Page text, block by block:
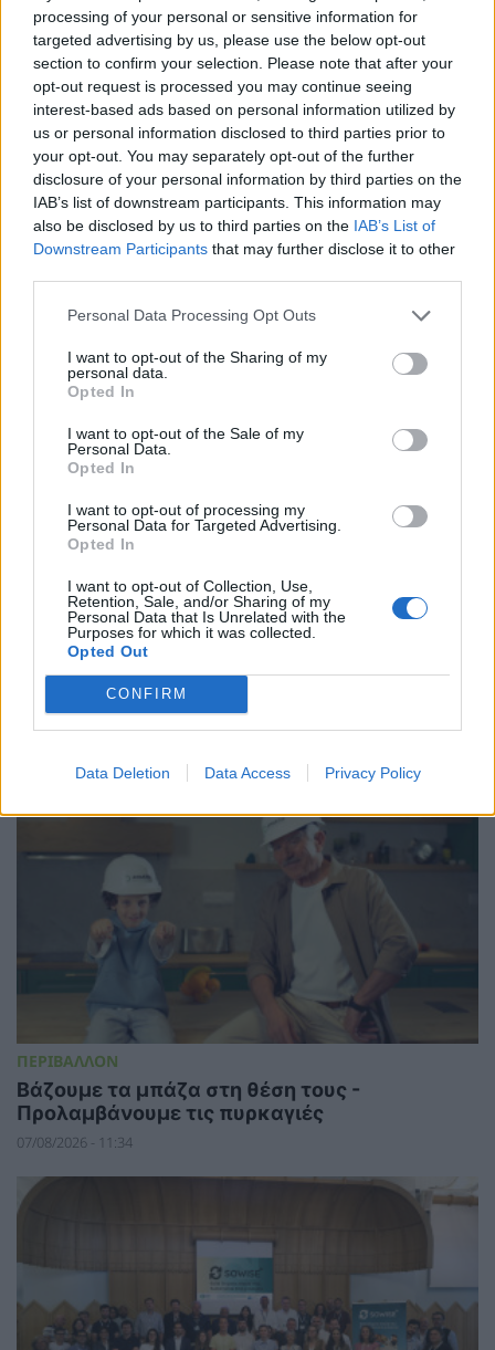
processing of your personal or sensitive information for
targeted advertising by us, please use the below opt-out
section to confirm your selection. Please note that after your
opt-out request is processed you may continue seeing
interest-based ads based on personal information utilized by
us or personal information disclosed to third parties prior to
your opt-out. You may separately opt-out of the further
disclosure of your personal information by third parties on the
IAB’s list of downstream participants. This information may
also be disclosed by us to third parties on the IAB’s List of
Downstream Participants that may further disclose it to other
Personal Data Processing Opt Outs
I want to opt-out of the Sharing of my
personal data.
Opted In
I want to opt-out of the Sale of my
Personal Data.
Opted In
I want to opt-out of processing my
Personal Data for Targeted Advertising.
Opted In
I want to opt-out of Collection, Use,
Retention, Sale, and/or Sharing of my
Personal Data that Is Unrelated with the
Purposes for which it was collected.
Opted Out
CONFIRM
Data Deletion Data Access Privacy Policy
ΑΝΑΚΥΚΛΩΣΗ ΔΙΑΧΕΙΡΙΣΗ ΑΠΟΒΛΗΤΩΝ
OLYMPIA FORUM
ΠΕΡΙΣΣΟΤΕΡΑ ΣΤΗΝ ΙΔΙΑ
τη χώρα θερμαίνονται πιο γρήγορα
από τον παγκόσμιο μέσο όρο
Συγκροτήθηκε ο Φορέας «DRS Hellas»,
Ανακύκλωσης
09 Οκτωβρίου 2025
ΣΧΕΤΙΚΑ ΑΡΘΡΑ
ΠΕΡΙΒΑΛΛΟΝ
Βάζουμε τα μπάζα στη θέση τους -
Προλαμβάνουμε τις πυρκαγιές
07/08/2026 - 11:34